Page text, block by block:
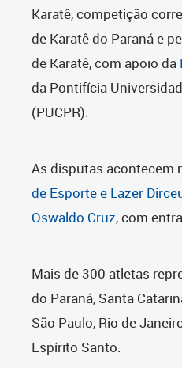
Karatê, competição
de Karatê do Paraná e
de Karatê, com apoio da
da Pontifícia
(PUCPR).
As disputas acontecem
de Esporte e Lazer
Oswaldo Cruz, com
Mais de 300 atletas
do Paraná, Santa
São Paulo, Rio de
Espírito Santo.